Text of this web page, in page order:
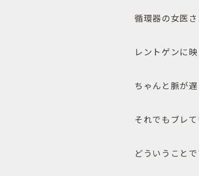
循環器の女医
レントゲンに
ちゃんと脈が
それでもブレて
どういうことで